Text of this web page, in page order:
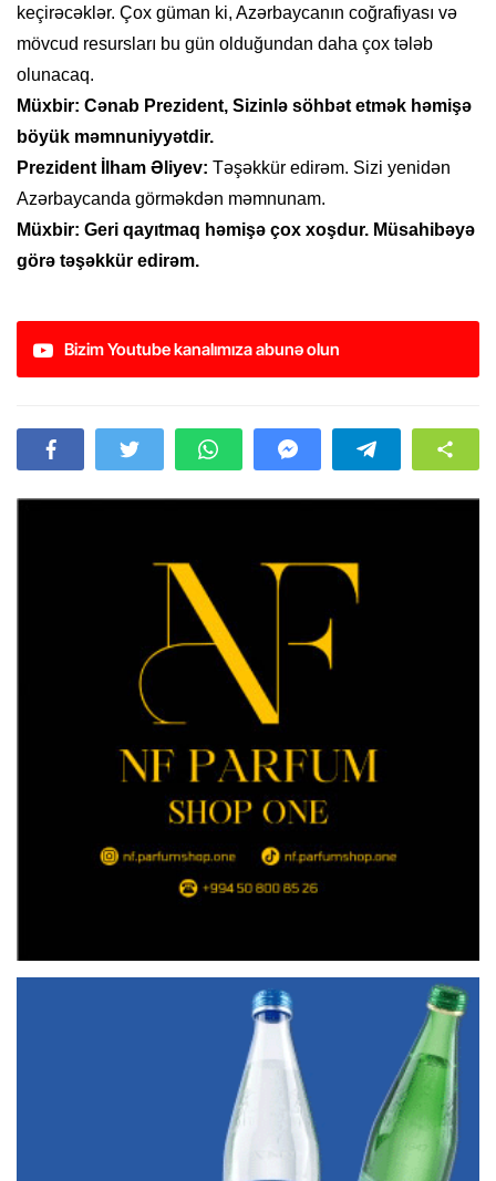
keçirəcəklər. Çox güman ki, Azərbaycanın coğrafiyası və
mövcud resursları bu gün olduğundan daha çox tələb
olunacaq.
Müxbir: Cənab Prezident, Sizinlə söhbət etmək həmişə
böyük məmnuniyyətdir.
Prezident İlham Əliyev: Təşəkkür edirəm. Sizi yenidən
Azərbaycanda görməkdən məmnunam.
Müxbir: Geri qayıtmaq həmişə çox xoşdur. Müsahibəyə
görə təşəkkür edirəm.
Bizim Youtube kanalımıza abunə olun